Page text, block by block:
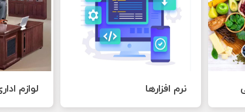
لوازم اداری هنر های